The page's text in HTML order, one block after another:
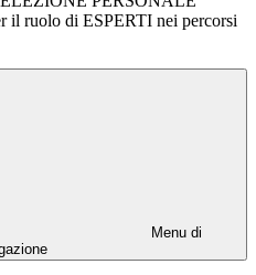
ruolo di ESPERTI nei percorsi
Menu di